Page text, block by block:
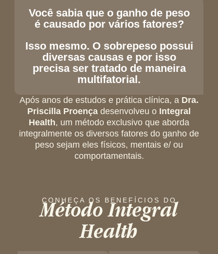
Você sabia que o ganho de peso
é causado por vários fatores?
Isso mesmo. O sobrepeso possui
diversas causas e por isso
precisa ser tratado de maneira
multifatorial.
Após anos de estudos e prática clínica, a Dra.
Priscilla Proença desenvolveu o Integral
Health, um método exclusivo que aborda
integralmente os diversos fatores do ganho de
peso sejam eles físicos, mentais e/ ou
comportamentais.
CONHEÇA OS BENEFÍCIOS DO
Método Integral
Health